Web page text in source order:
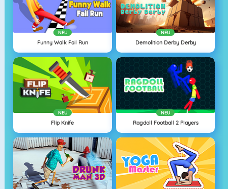
NEU
Funny Walk Fail Run
NEU
Demolition Derby Derby
NEU
Flip Knife
NEU
Ragdoll Football 2 Players